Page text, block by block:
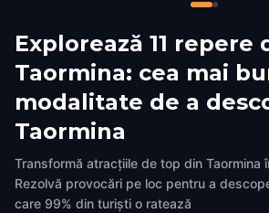
Explorează 11 repere
Taormina: cea mai
modalitate de a
Taormina
Transformă atracțiile de top din Taormina
Rezolvă provocări pe loc pentru a
care 99% din turiști o ratează